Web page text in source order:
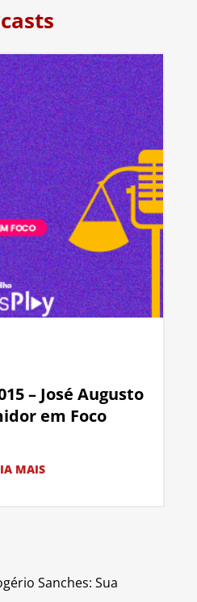
– José Augusto
em Foco
MAIS
Sanches: Sua